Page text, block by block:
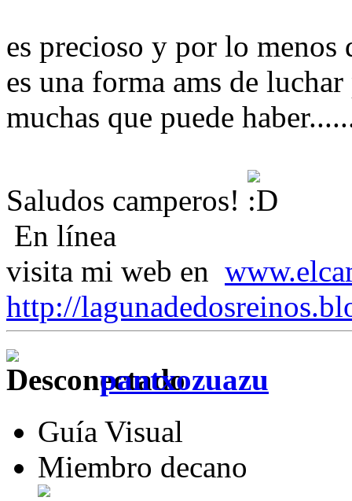
es precioso y por lo menos
es una forma ams de
muchas que puede
Saludos camperos!
En línea
visita mi web en
http://
pantxozuazu
Guía Visual
Miembro decano